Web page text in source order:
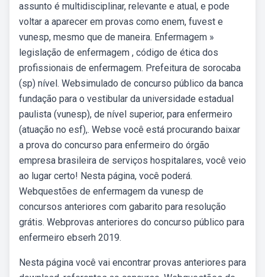
assunto é multidisciplinar, relevante e atual, e pode
voltar a aparecer em provas como enem, fuvest e
vunesp, mesmo que de maneira. Enfermagem »
legislação de enfermagem , código de ética dos
profissionais de enfermagem. Prefeitura de sorocaba
(sp) nível. Websimulado de concurso público da banca
fundação para o vestibular da universidade estadual
paulista (vunesp), de nível superior, para enfermeiro
(atuação no esf),. Webse você está procurando baixar
a prova do concurso para enfermeiro do órgão
empresa brasileira de serviços hospitalares, você veio
ao lugar certo! Nesta página, você poderá.
Webquestões de enfermagem da vunesp de
concursos anteriores com gabarito para resolução
grátis. Webprovas anteriores do concurso público para
enfermeiro ebserh 2019.
Nesta página você vai encontrar provas anteriores para